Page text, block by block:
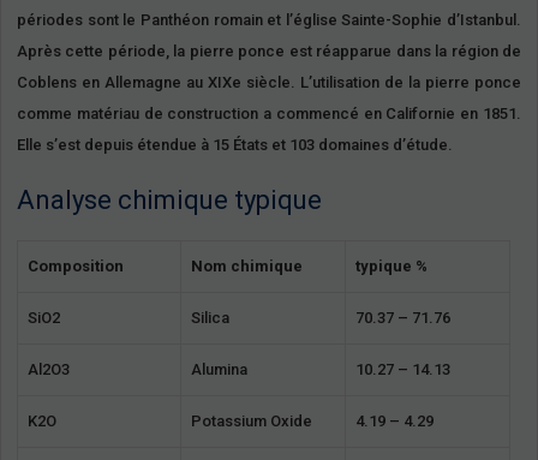
périodes sont le Panthéon romain et l’église Sainte-Sophie d’Istanbul.
Après cette période, la pierre ponce est réapparue dans la région de
Coblens en Allemagne au XIXe siècle. L’utilisation de la pierre ponce
comme matériau de construction a commencé en Californie en 1851.
Elle s’est depuis étendue à 15 États et 103 domaines d’étude.
Analyse chimique typique
Composition Nom chimique typique %
SiO2 Silica 70.37 – 71.76
Al2O3 Alumina 10.27 – 14.13
K2O Potassium Oxide 4.19 – 4.29